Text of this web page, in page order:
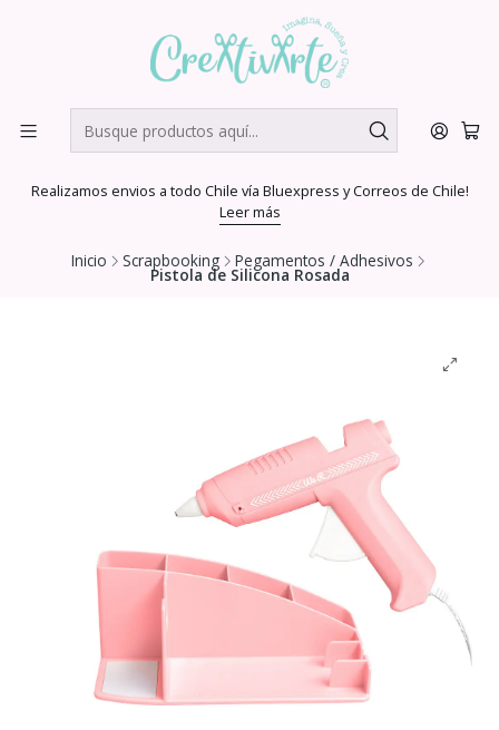
Realizamos envios a todo Chile vía Bluexpress y Correos de Chile!
Leer más
Inicio Scrapbooking Pegamentos / Adhesivos
Pistola de Silicona Rosada